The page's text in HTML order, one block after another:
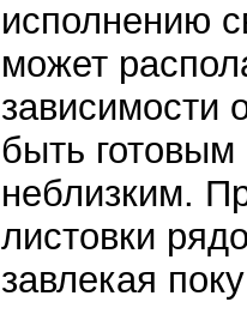
исполнению
может
зависимости
быть готовым
неблизким.
листовки
завлекая